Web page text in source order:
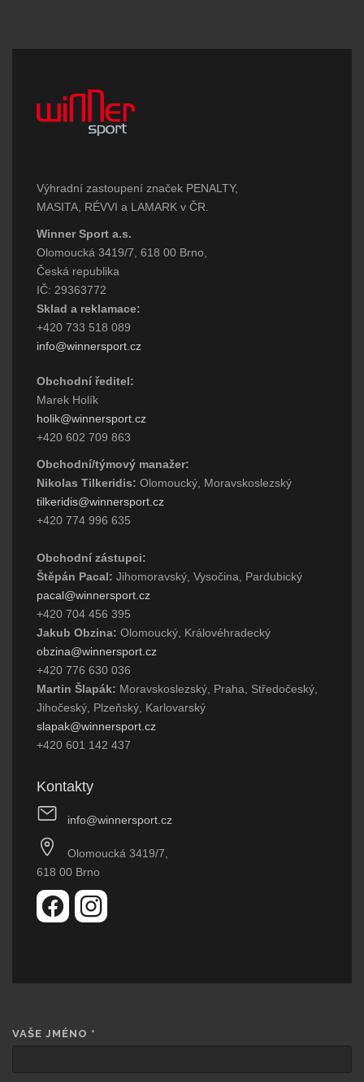
Výhradní zastoupení značek PENALTY,
MASITA, RÉVVI a LAMARK v ČR.
Winner Sport a.s.
Olomoucká 3419/7, 618 00 Brno,
Česká republika
IČ: 29363772
Sklad a reklamace:
+420 733 518 089
info@winnersport.cz
Obchodní ředitel:
Marek Holík
holik@winnersport.cz
+420 602 709 863
Obchodní/týmový manažer:
Nikolas Tilkeridis: Olomoucký, Moravskoslezský
tilkeridis@winnersport.cz
+420 774 996 635
Obchodní zástupci:
Štěpán Pacal: Jihomoravský, Vysočina, Pardubický
pacal@winnersport.cz
+420 704 456 395
Jakub Obzina: Olomoucký, Královéhradecký
obzina@winnersport.cz
+420 776 630 036
Martin Šlapák: Moravskoslezský, Praha, Středočeský,
Jihočeský, Plzeňský, Karlovarský
slapak@winnersport.cz
+420 601 142 437
Kontakty
info@winnersport.cz
Olomoucká 3419/7,
618 00 Brno
VAŠE JMÉNO *